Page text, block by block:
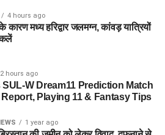
4 hours ago
के कारण मध्य हरिद्वार जलमग्न, कांवड़ यात्रियों
2 hours ago
SUL-W Dream11 Prediction Match
Playing 11 & Fantasy Tips
1 year ago